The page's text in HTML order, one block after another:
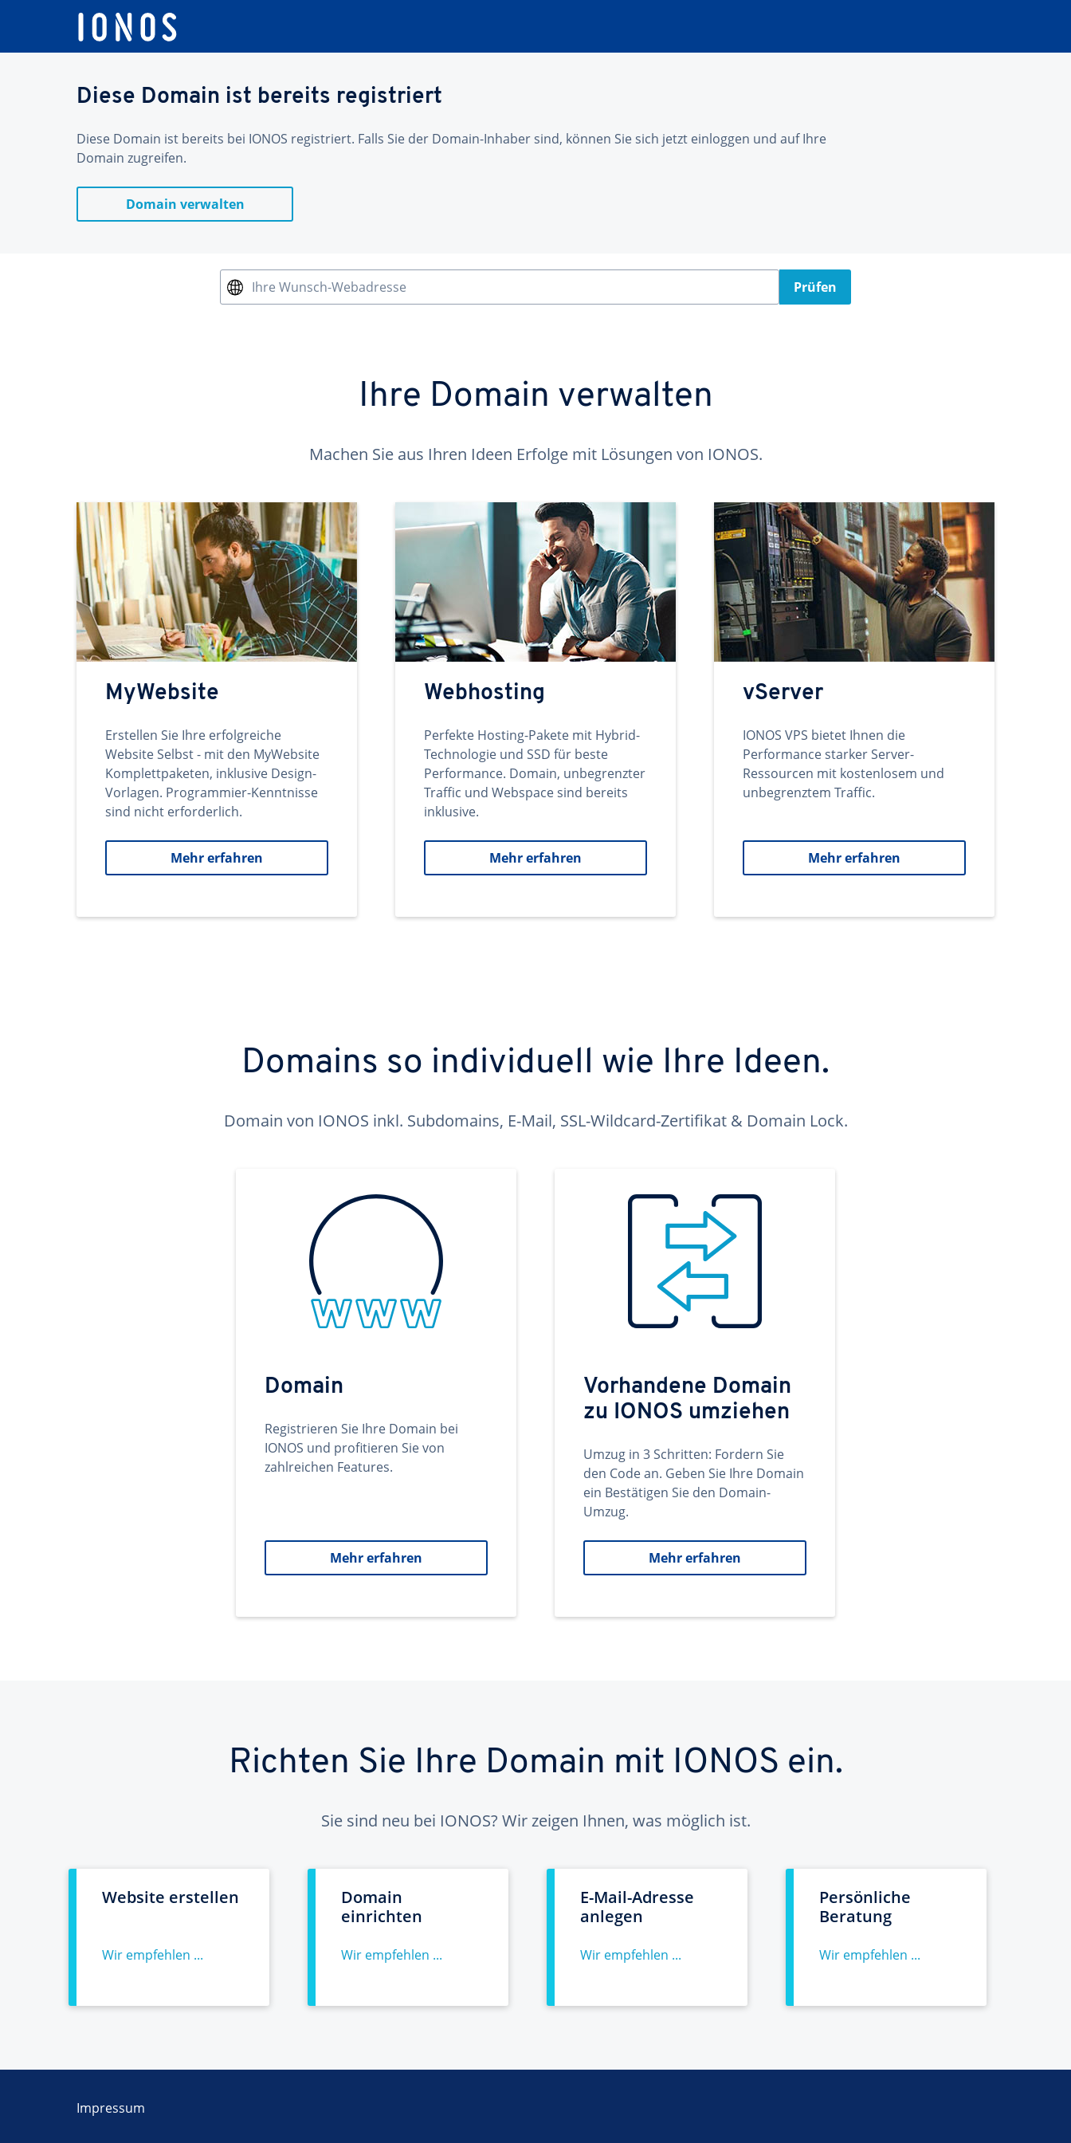
Diese Domain ist bereits registriert
Diese Domain ist bereits bei IONOS registriert. Falls Sie der Domain-Inhaber sind, können Sie sich jetzt einloggen und auf Ihre
Domain zugreifen.
Domain verwalten
Ihre Wunsch-Webadresse Prüfen
Ihre Domain verwalten
Machen Sie aus Ihren Ideen Erfolge mit Lösungen von IONOS.
MyWebsite
Erstellen Sie Ihre erfolgreiche
Website Selbst - mit den MyWebsite
Komplettpaketen, inklusive Design-
Vorlagen. Programmier-Kenntnisse
sind nicht erforderlich.
Mehr erfahren
Webhosting
Perfekte Hosting-Pakete mit Hybrid-
Technologie und SSD für beste
Performance. Domain, unbegrenzter
Traffic und Webspace sind bereits
inklusive.
Mehr erfahren
vServer
IONOS VPS bietet Ihnen die
Performance starker Server-
Ressourcen mit kostenlosem und
unbegrenztem Traffic.
Mehr erfahren
Domains so individuell wie Ihre Ideen.
Domain von IONOS inkl. Subdomains, E-Mail, SSL-Wildcard-Zertifikat & Domain Lock.
Domain
Registrieren Sie Ihre Domain bei
IONOS und profitieren Sie von
zahlreichen Features.
Mehr erfahren
Vorhandene Domain
zu IONOS umziehen
Umzug in 3 Schritten: Fordern Sie
den Code an. Geben Sie Ihre Domain
ein Bestätigen Sie den Domain-
Umzug.
Mehr erfahren
Richten Sie Ihre Domain mit IONOS ein.
Sie sind neu bei IONOS? Wir zeigen Ihnen, was möglich ist.
Website erstellen
Wir empfehlen ...
Domain
einrichten
Wir empfehlen ...
E-Mail-Adresse
anlegen
Wir empfehlen ...
Persönliche
Beratung
Wir empfehlen ...
Impressum